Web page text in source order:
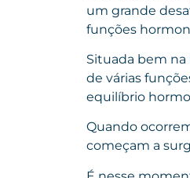
um grande
funções
Situada bem
de várias
equilíbrio
Quando
começam a